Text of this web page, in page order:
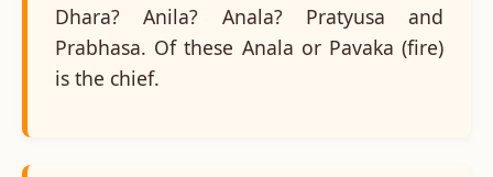
Dhara? Anila? Anala? Pratyusa and
Prabhasa. Of these Anala or Pavaka (fire)
is the chief.